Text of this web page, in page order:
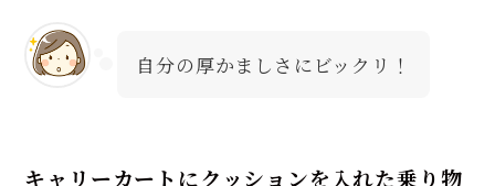
自分の厚かましさにビックリ！
キャリーカートにクッションを入れた乗り物